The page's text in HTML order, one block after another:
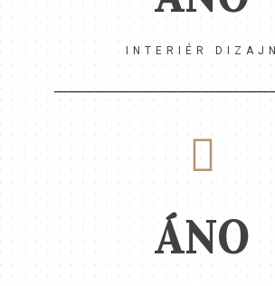
INTERIÉR DIZAJN
ÁNO